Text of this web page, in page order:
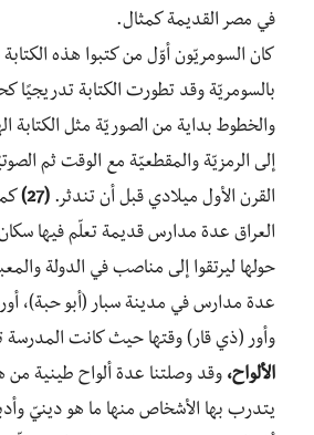
في مصر القديمة كمثال.
كان السومريّون أوّل من كتبوا هذه
بالسومريّة وقد تطورت الكتابة تدريجيًا
والخطوط بداية من الصوريّة مثل الكتابة
إلى الرمزيّة والمقطعيّة مع الوقت ثم
القرن الأول ميلادي قبل أن تندثر. (27)
العراق عدة مدارس قديمة تعلّم فيها
حولها ليرتقوا إلى مناصب في الدولة
عدة مدارس في مدينة سبار (أبو حبة)،
وأور (ذي قار) وقتها حيث كانت
الألواح، وقد وصلتنا عدة ألواح طينية
يتدرب بها الأشخاص منها ما هو دينيّ